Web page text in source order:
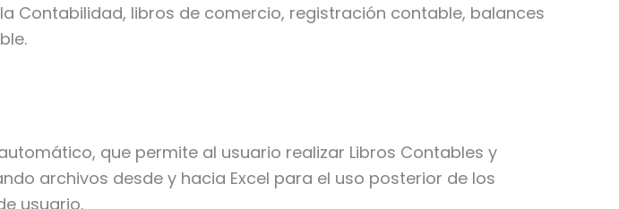
Contabilidad, libros de comercio, registración contable, balances
que permite al usuario realizar Libros Contables y
archivos desde y hacia Excel para el uso posterior de los
usuario.